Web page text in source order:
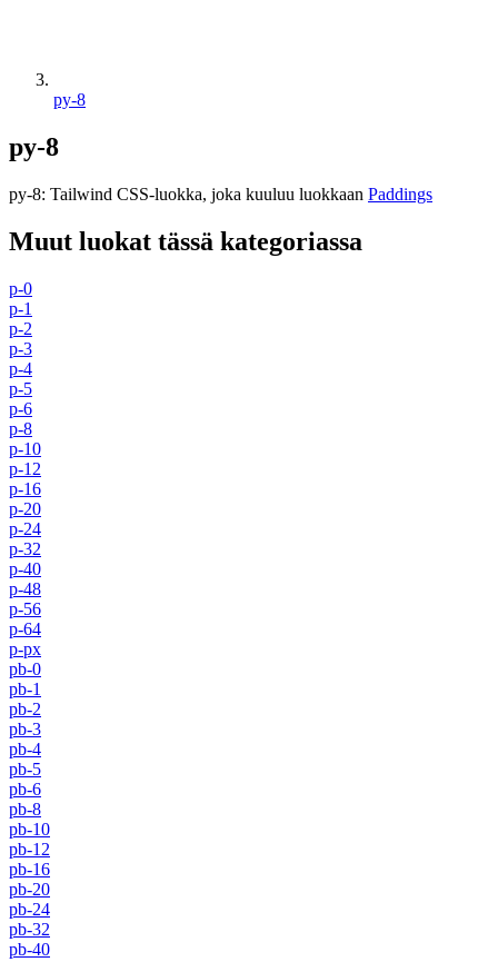
py-8
py-8
py-8: Tailwind CSS-luokka, joka kuuluu luokkaan Paddings
Muut luokat tässä kategoriassa
p-0
p-1
p-2
p-3
p-4
p-5
p-6
p-8
p-10
p-12
p-16
p-20
p-24
p-32
p-40
p-48
p-56
p-64
p-px
pb-0
pb-1
pb-2
pb-3
pb-4
pb-5
pb-6
pb-8
pb-10
pb-12
pb-16
pb-20
pb-24
pb-32
pb-40